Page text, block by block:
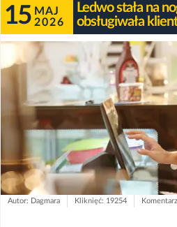
15 MAJ
2026
Ledwo stała na
obsługiwała
Autor: Dagmara Kliknięć: 19254